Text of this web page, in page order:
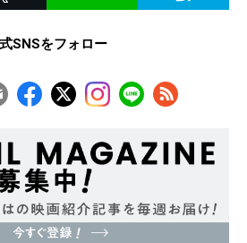
SNSをフォロー